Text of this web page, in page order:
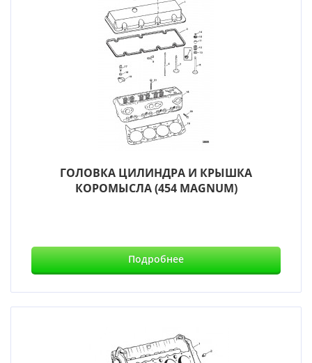
ГОЛОВКА ЦИЛИНДРА И КРЫШКА
КОРОМЫСЛА (454 MAGNUM)
Подробнее